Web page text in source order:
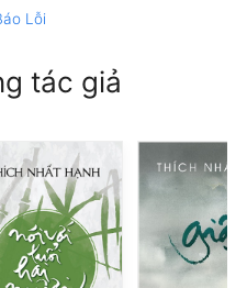
Lỗi
tác giả